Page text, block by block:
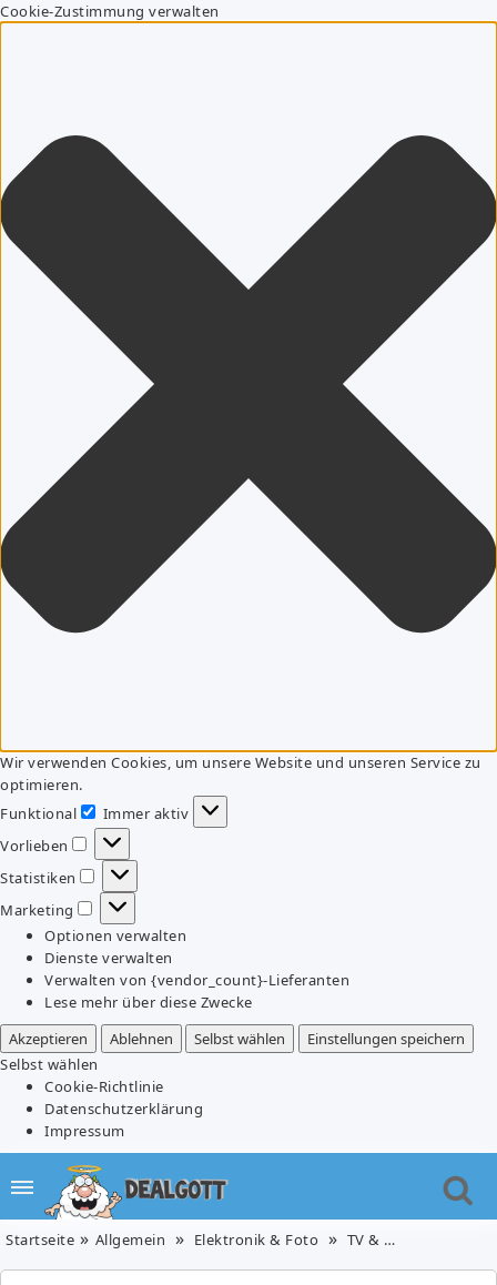
Cookie-Zustimmung verwalten
Wir verwenden Cookies, um unsere Website und unseren Service zu
optimieren.
Funktional
Funktional
Immer aktiv
Vorlieben
Vorlieben
Statistiken
Statistiken
Marketing
Marketing
Optionen verwalten
Dienste verwalten
Verwalten von {vendor_count}-Lieferanten
Lese mehr über diese Zwecke
Akzeptieren
Ablehnen Selbst wählen
Einstellungen speichern
Selbst wählen
Cookie-Richtlinie
Datenschutzerklärung
Impressum
Startseite Allgemein Elektronik & Foto TV & Video